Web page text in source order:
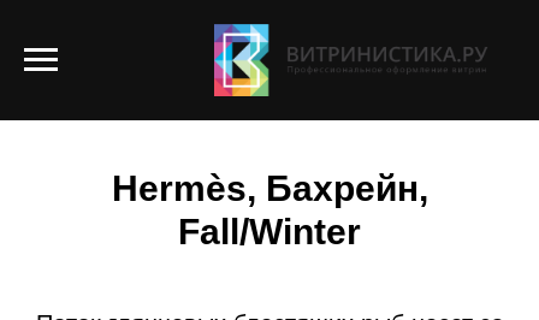
ОФОРМЛЕНИЕ ВИТРИН
Hermès, Бахрейн,
Fall/Winter